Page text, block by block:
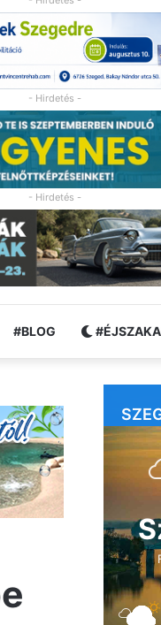
- Hirdetés -
- Hirdetés -
#BLOG